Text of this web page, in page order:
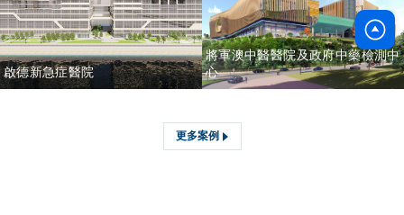
啟德新急症醫院
將軍澳中醫醫院及政府中藥檢測中
心
更多案例